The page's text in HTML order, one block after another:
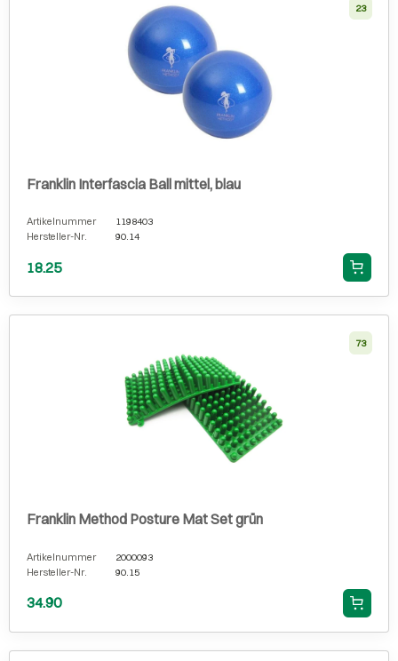
23
Franklin Interfascia Ball mittel, blau
Artikelnummer
1198403
Hersteller-Nr.
90.14
18.25
73
Franklin Method Posture Mat Set grün
Artikelnummer
2000093
Hersteller-Nr.
90.15
34.90